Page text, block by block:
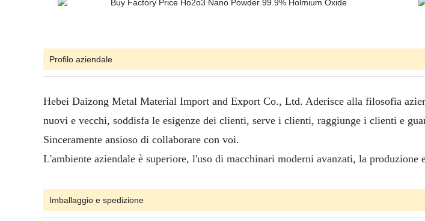
Profilo aziendale
Hebei Daizong Metal Material Import and Export Co., Ltd. Aderisce alla filosofia
nuovi e vecchi, soddisfa le esigenze dei clienti, serve i clienti, raggiunge i clienti e
Sinceramente ansioso di collaborare con voi.
L'ambiente aziendale è superiore, l'uso di macchinari moderni avanzati, la
Imballaggio e spedizione